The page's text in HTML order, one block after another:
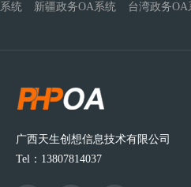
系统
新疆政务OA系统 台湾政务OA
广西天生创想信息技术有限公司
Tel：13807814037